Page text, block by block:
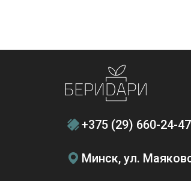
+375 (29) 660-24-47
Минск, ул.